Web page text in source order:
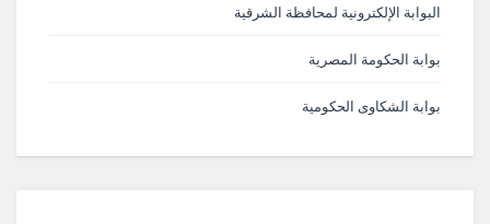
البوابة الإلكترونية لمحافظة الشرقية
بوابة الحكومة المصرية
بوابة الشكاوى الحكومية